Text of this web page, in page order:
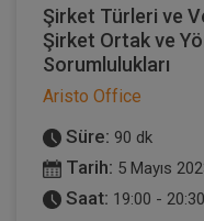
Şirket Türleri ve
Şirket Ortak ve
Sorumlulukları
Aristo Office
Süre: 90 dk
Tarih: 5 Mayıs
Saat: 19:00 - 20:30